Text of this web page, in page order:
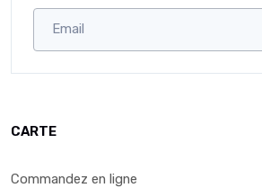
CARTE
Commandez en ligne